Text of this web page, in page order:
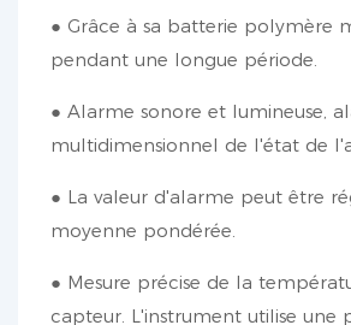
● Grâce à sa batterie polymère
pendant une longue période.
● Alarme sonore et lumineuse,
multidimensionnel de l'état de
● La valeur d'alarme peut être
moyenne pondérée.
● Mesure précise de la
capteur. L'instrument utilise une